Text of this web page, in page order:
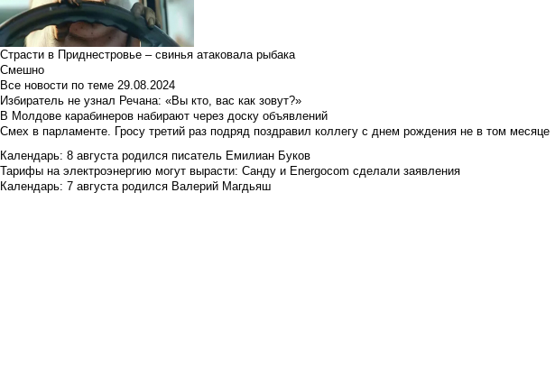
Страсти в Приднестровье – свинья атаковала рыбака
Смешно
Все новости по теме 29.08.2024
Избиратель не узнал Речана: «Вы кто, вас как зовут?»
В Молдове карабинеров набирают через доску объявлений
Смех в парламенте. Гросу третий раз подряд поздравил коллегу с днем рождения не в том месяце
Календарь: 8 августа родился писатель Емилиан Буков
Тарифы на электроэнергию могут вырасти: Санду и Energocom сделали заявления
Календарь: 7 августа родился Валерий Магдьяш